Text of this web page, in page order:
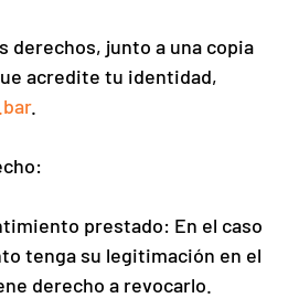
derechos, junto a una copia
acredite tu identidad,
.
prestado: En el caso
tenga su legitimación en el
derecho a revocarlo.